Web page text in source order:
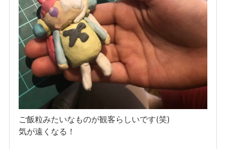
ご飯粒みたいなものが観客らしいです(笑)
気が遠くなる！